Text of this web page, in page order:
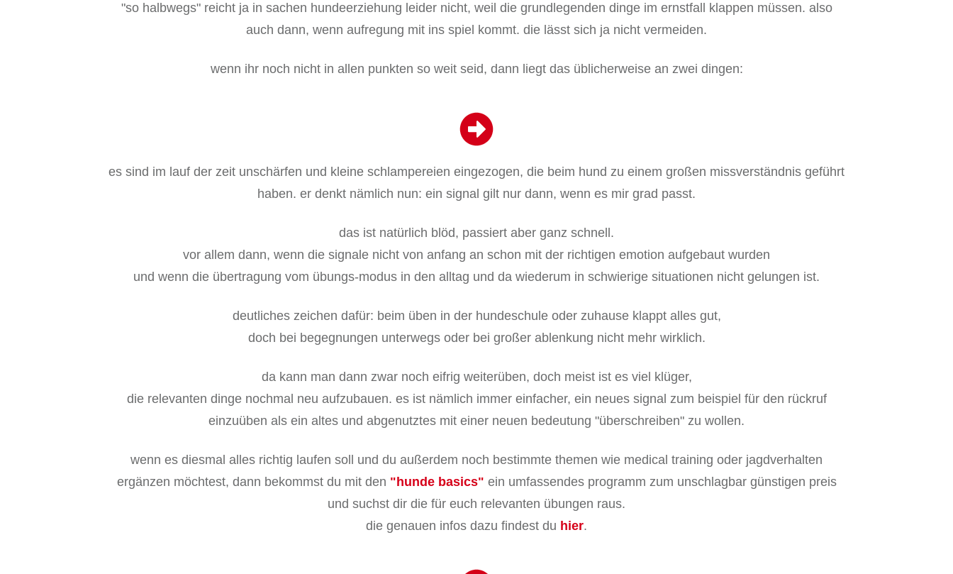
"so halbwegs" reicht ja in sachen hundeerziehung leider nicht, weil die grundlegenden dinge im ernstfall klappen müssen. also
auch dann, wenn aufregung mit ins spiel kommt. die lässt sich ja nicht vermeiden.
wenn ihr noch nicht in allen punkten so weit seid, dann liegt das üblicherweise an zwei dingen:
es sind im lauf der zeit unschärfen und kleine schlampereien eingezogen, die beim hund zu einem großen missverständnis geführt
haben. er denkt nämlich nun: ein signal gilt nur dann, wenn es mir grad passt.
das ist natürlich blöd, passiert aber ganz schnell.
vor allem dann, wenn die signale nicht von anfang an schon mit der richtigen emotion aufgebaut wurden
und wenn die übertragung vom übungs-modus in den alltag und da wiederum in schwierige situationen nicht gelungen ist.
deutliches zeichen dafür: beim üben in der hundeschule oder zuhause klappt alles gut,
doch bei begegnungen unterwegs oder bei großer ablenkung nicht mehr wirklich.
da kann man dann zwar noch eifrig weiterüben, doch meist ist es viel klüger,
die relevanten dinge nochmal neu aufzubauen. es ist nämlich immer einfacher, ein neues signal zum beispiel für den rückruf
einzuüben als ein altes und abgenutztes mit einer neuen bedeutung "überschreiben" zu wollen.
wenn es diesmal alles richtig laufen soll und du außerdem noch bestimmte themen wie medical training oder jagdverhalten
ergänzen möchtest, dann bekommst du mit den "hunde basics" ein umfassendes programm zum unschlagbar günstigen preis
und suchst dir die für euch relevanten übungen raus.
die genauen infos dazu findest du hier.